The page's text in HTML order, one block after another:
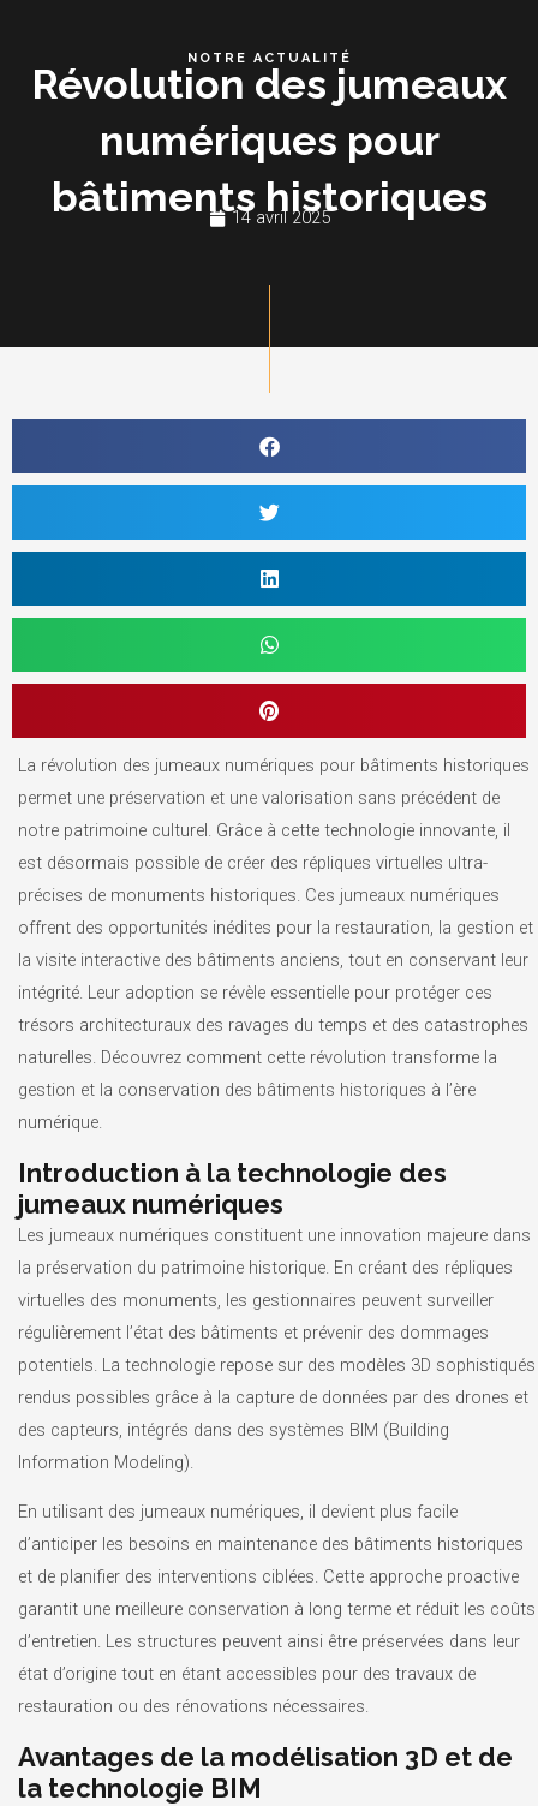
contenu
NOTRE ACTUALITÉ
Révolution des jumeaux
numériques pour
bâtiments historiques
14 avril 2025
La révolution des jumeaux numériques pour bâtiments historiques
permet une préservation et une valorisation sans précédent de
notre patrimoine culturel. Grâce à cette technologie innovante, il
est désormais possible de créer des répliques virtuelles ultra-
précises de monuments historiques. Ces jumeaux numériques
offrent des opportunités inédites pour la restauration, la gestion et
la visite interactive des bâtiments anciens, tout en conservant leur
intégrité. Leur adoption se révèle essentielle pour protéger ces
trésors architecturaux des ravages du temps et des catastrophes
naturelles. Découvrez comment cette révolution transforme la
gestion et la conservation des bâtiments historiques à l’ère
numérique.
Introduction à la technologie des
jumeaux numériques
Les jumeaux numériques constituent une innovation majeure dans
la préservation du patrimoine historique. En créant des répliques
virtuelles des monuments, les gestionnaires peuvent surveiller
régulièrement l’état des bâtiments et prévenir des dommages
potentiels. La technologie repose sur des modèles 3D sophistiqués
rendus possibles grâce à la capture de données par des drones et
des capteurs, intégrés dans des systèmes BIM (Building
Information Modeling).
En utilisant des jumeaux numériques, il devient plus facile
d’anticiper les besoins en maintenance des bâtiments historiques
et de planifier des interventions ciblées. Cette approche proactive
garantit une meilleure conservation à long terme et réduit les coûts
d’entretien. Les structures peuvent ainsi être préservées dans leur
état d’origine tout en étant accessibles pour des travaux de
restauration ou des rénovations nécessaires.
Avantages de la modélisation 3D et de
la technologie BIM